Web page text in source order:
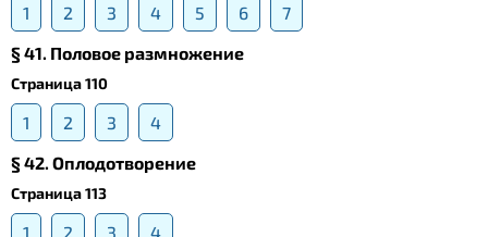
1 2 3 4 5 6
7
§ 41. Половое размножение
Страница 110
1 2 3
4
§ 42. Оплодотворение
Страница 113
1 2 3
4